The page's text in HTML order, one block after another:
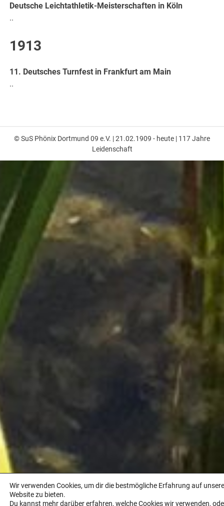
Deutsche Leichtathletik-Meisterschaften in Köln
..
1913
11. Deutsches Turnfest in Frankfurt am Main
..
© SuS Phönix Dortmund 09 e.V. | 21.02.1909 - heute | 117 Jahre
Leidenschaft
Wir verwenden Cookies, um dir die bestmögliche Erfahrung auf
Website zu bieten.
Du kannst mehr darüber erfahren, welche Cookies wir verwenden,